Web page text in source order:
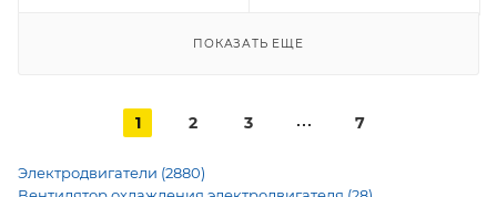
ПОКАЗАТЬ ЕЩЕ
1 2 3 7
Электродвигатели (2880)